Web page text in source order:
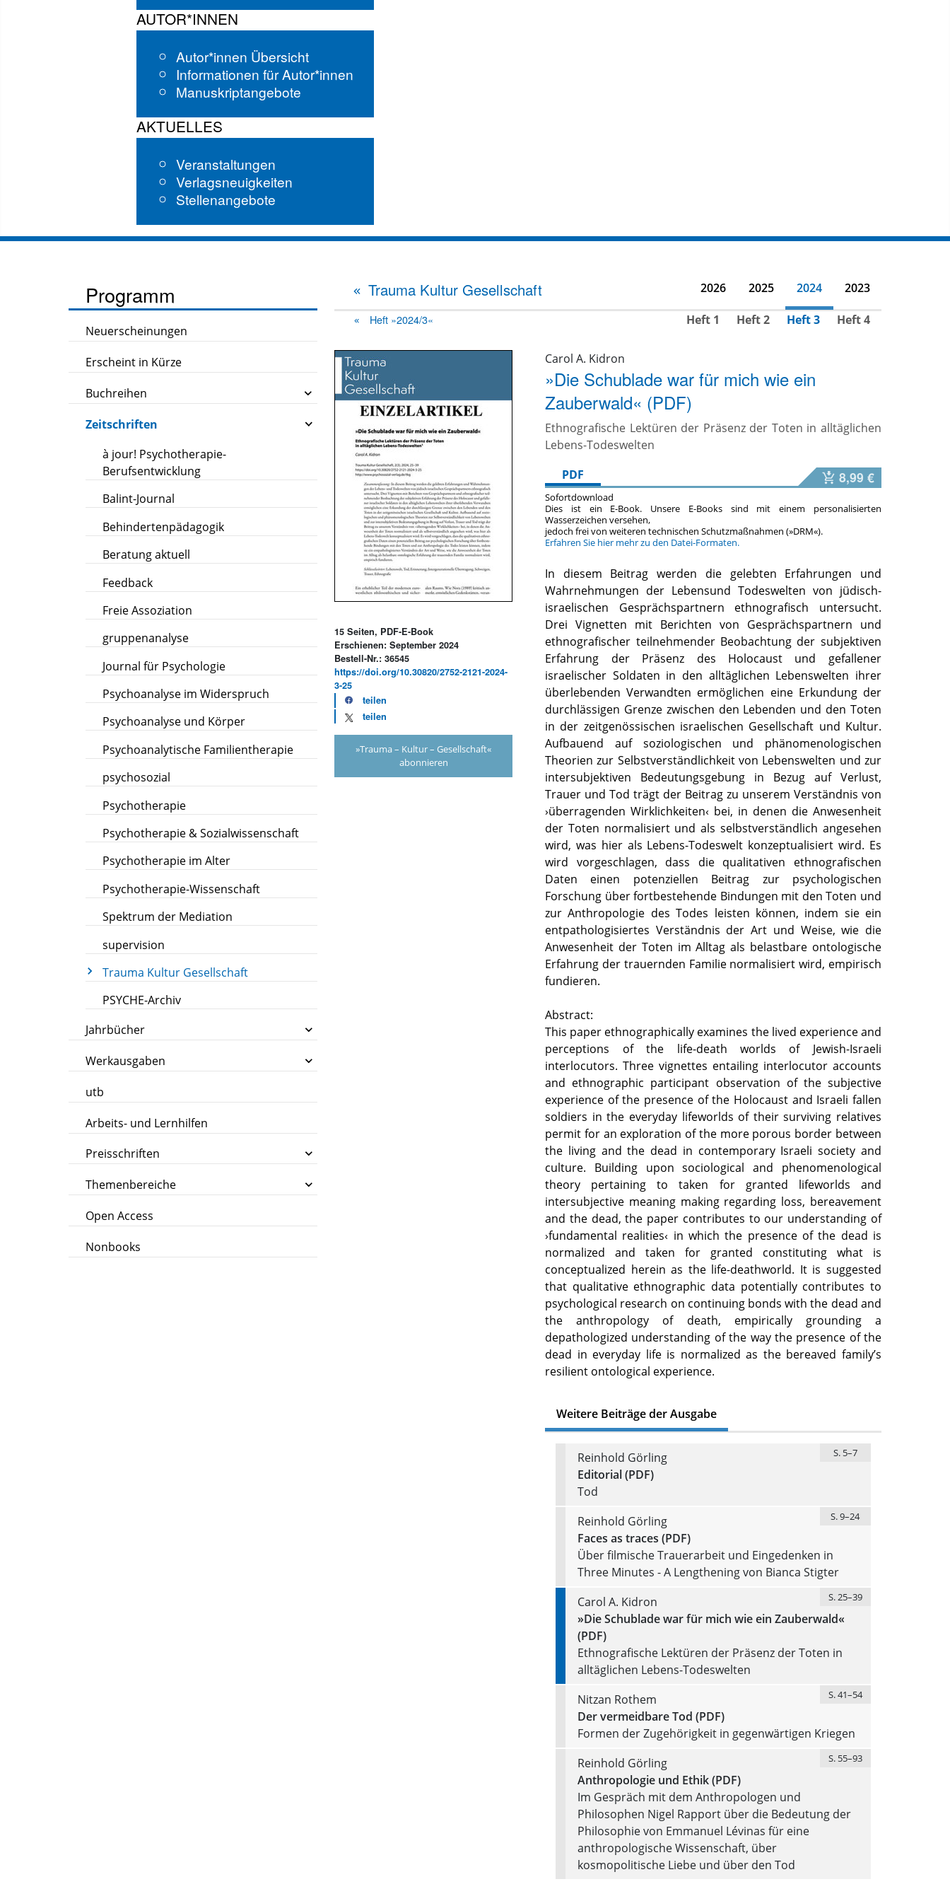
AUTOR*INNEN
Autor*innen Übersicht
Informationen für Autor*innen
Manuskriptangebote
AKTUELLES
Veranstaltungen
Verlagsneuigkeiten
Stellenangebote
Programm
Neuerscheinungen
Erscheint in Kürze
Buchreihen
Zeitschriften
à jour! Psychotherapie-
Berufsentwicklung
Balint-Journal
Behindertenpädagogik
Beratung aktuell
Feedback
Freie Assoziation
gruppenanalyse
Journal für Psychologie
Psychoanalyse im Widerspruch
Psychoanalyse und Körper
Psychoanalytische Familientherapie
psychosozial
Psychotherapie
Psychotherapie & Sozialwissenschaft
Psychotherapie im Alter
Psychotherapie-Wissenschaft
Spektrum der Mediation
supervision
Trauma Kultur Gesellschaft
PSYCHE-Archiv
Jahrbücher
Werkausgaben
utb
Arbeits- und Lernhilfen
Preisschriften
Themenbereiche
Open Access
Nonbooks
Trauma Kultur Gesellschaft 2026 2025 2024 2023
Heft »2024/3« Heft 1 Heft 2 Heft 3 Heft 4
15 Seiten, PDF-E-Book
Erschienen: September 2024
Bestell-Nr.: 36545
https://doi.org/10.30820/2752-2121-2024-
3-25
teilen
teilen
»Trauma – Kultur – Gesellschaft«
abonnieren
Carol A. Kidron
»Die Schublade war für mich wie ein
Zauberwald« (PDF)
Ethnografische Lektüren der Präsenz der Toten in alltäglichen
Lebens-Todeswelten
PDF
8,99 €
Sofortdownload
Dies ist ein E-Book. Unsere E-Books sind mit einem personalisierten
Wasserzeichen versehen,
jedoch frei von weiteren technischen Schutzmaßnahmen (»DRM«).
Erfahren Sie hier mehr zu den Datei-Formaten.
In diesem Beitrag werden die gelebten Erfahrungen und
Wahrnehmungen der Lebensund Todeswelten von jüdisch-
israelischen Gesprächspartnern ethnografisch untersucht.
Drei Vignetten mit Berichten von Gesprächspartnern und
ethnografischer teilnehmender Beobachtung der subjektiven
Erfahrung der Präsenz des Holocaust und gefallener
israelischer Soldaten in den alltäglichen Lebenswelten ihrer
überlebenden Verwandten ermöglichen eine Erkundung der
durchlässigen Grenze zwischen den Lebenden und den Toten
in der zeitgenössischen israelischen Gesellschaft und Kultur.
Aufbauend auf soziologischen und phänomenologischen
Theorien zur Selbstverständlichkeit von Lebenswelten und zur
intersubjektiven Bedeutungsgebung in Bezug auf Verlust,
Trauer und Tod trägt der Beitrag zu unserem Verständnis von
›überragenden Wirklichkeiten‹ bei, in denen die Anwesenheit
der Toten normalisiert und als selbstverständlich angesehen
wird, was hier als Lebens-Todeswelt konzeptualisiert wird. Es
wird vorgeschlagen, dass die qualitativen ethnografischen
Daten einen potenziellen Beitrag zur psychologischen
Forschung über fortbestehende Bindungen mit den Toten und
zur Anthropologie des Todes leisten können, indem sie ein
entpathologisiertes Verständnis der Art und Weise, wie die
Anwesenheit der Toten im Alltag als belastbare ontologische
Erfahrung der trauernden Familie normalisiert wird, empirisch
fundieren.
Abstract:
This paper ethnographically examines the lived experience and
perceptions of the life-death worlds of Jewish-Israeli
interlocutors. Three vignettes entailing interlocutor accounts
and ethnographic participant observation of the subjective
experience of the presence of the Holocaust and Israeli fallen
soldiers in the everyday lifeworlds of their surviving relatives
permit for an exploration of the more porous border between
the living and the dead in contemporary Israeli society and
culture. Building upon sociological and phenomenological
theory pertaining to taken for granted lifeworlds and
intersubjective meaning making regarding loss, bereavement
and the dead, the paper contributes to our understanding of
›fundamental realities‹ in which the presence of the dead is
normalized and taken for granted constituting what is
conceptualized herein as the life-deathworld. It is suggested
that qualitative ethnographic data potentially contributes to
psychological research on continuing bonds with the dead and
the anthropology of death, empirically grounding a
depathologized understanding of the way the presence of the
dead in everyday life is normalized as the bereaved family’s
resilient ontological experience.
Weitere Beiträge der Ausgabe
Reinhold Görling S. 5–7
Editorial (PDF)
Tod
Reinhold Görling
S. 9–24
Faces as traces (PDF)
Über filmische Trauerarbeit und Eingedenken in
Three Minutes - A Lengthening von Bianca Stigter
Carol A. Kidron
S. 25–39
»Die Schublade war für mich wie ein Zauberwald«
(PDF)
Ethnografische Lektüren der Präsenz der Toten in
alltäglichen Lebens-Todeswelten
Nitzan Rothem
S. 41–54
Der vermeidbare Tod (PDF)
Formen der Zugehörigkeit in gegenwärtigen Kriegen
Reinhold Görling
S. 55–93
Anthropologie und Ethik (PDF)
Im Gespräch mit dem Anthropologen und
Philosophen Nigel Rapport über die Bedeutung der
Philosophie von Emmanuel Lévinas für eine
anthropologische Wissenschaft, über
kosmopolitische Liebe und über den Tod